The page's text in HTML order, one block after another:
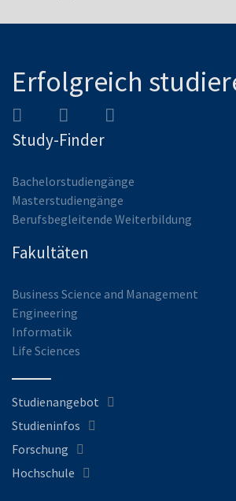
Erfolgreich
Study-Finder
Bachelorstudiengänge
Masterstudiengänge
Berufsbegleitende Weiterbildung
Fakultäten
Business Science and Management
Engineering
Informatik
Life Sciences
Studienangebot
Studieninfos
Forschung
Hochschule